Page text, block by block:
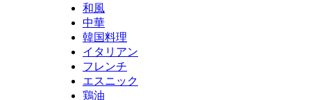
和風
中華
韓国料理
イタリアン
フレンチ
エスニック
鶏油